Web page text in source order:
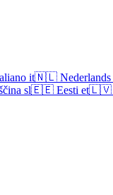
it🇳🇱 Nederlands
sl🇪🇪 Eesti et🇱🇻